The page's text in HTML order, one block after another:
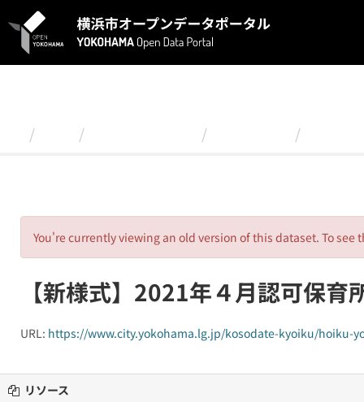
キ
You're currently viewing an old version of this dataset. To
【新様式】2021年４月認可保育
URL: https://www.city.yokohama.lg.jp/kosodate-kyoiku/hoiku-
リソース